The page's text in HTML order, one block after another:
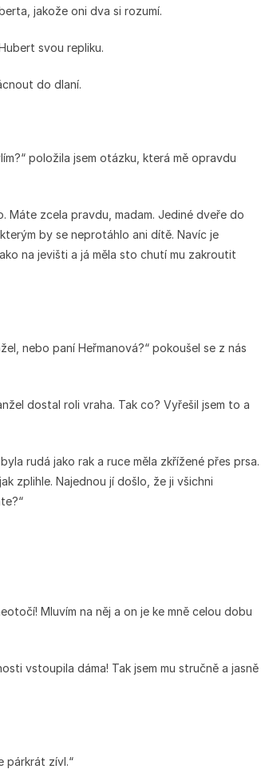
jakože oni dva si rozumí.
svou repliku.
do dlaní.
položila jsem otázku, která mě opravdu
Máte zcela pravdu, madam. Jediné dveře do
by se neprotáhlo ani dítě. Navíc je
na jevišti a já měla sto chutí mu zakroutit
nebo paní Heřmanová?“ pokoušel se z nás
dostal roli vraha. Tak co? Vyřešil jsem to a
rudá jako rak a ruce měla zkřížené přes prsa.
zplihle. Najednou jí došlo, že ji všichni
Mluvím na něj a on je ke mně celou dobu
vstoupila dáma! Tak jsem mu stručně a jasně
párkrát zívl.“